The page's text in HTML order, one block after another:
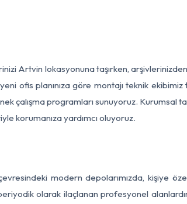
Artvin lokasyonuna taşırken,
ofis planınıza göre montajı teknik ekibimiz
programları sunuyoruz. Kurumsal
korumanıza yardımcı oluyoruz.
modern depolarımızda, kişiye
olarak ilaçlanan profesyonel